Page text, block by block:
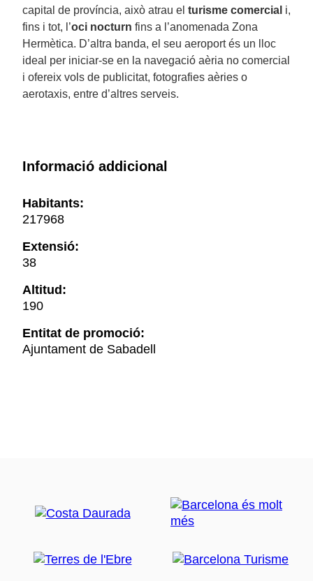
capital de província, això atrau el turisme comercial i,
fins i tot, l’oci nocturn fins a l’anomenada Zona
Hermètica. D’altra banda, el seu aeroport és un lloc
ideal per iniciar-se en la navegació aèria no comercial
i ofereix vols de publicitat, fotografies aèries o
aerotaxis, entre d’altres serveis.
Informació addicional
Habitants:
217968
Extensió:
38
Altitud:
190
Entitat de promoció:
Ajuntament de Sabadell